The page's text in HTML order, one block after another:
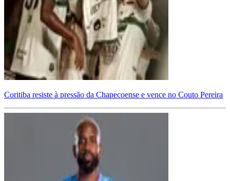
Coritiba resiste à pressão da Chapecoense e vence no Couto Pereira